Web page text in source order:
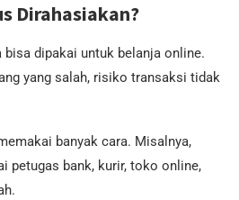
Dirahasiakan?
bisa dipakai untuk belanja online.
yang salah, risiko transaksi tidak
banyak cara. Misalnya,
petugas bank, kurir, toko online,